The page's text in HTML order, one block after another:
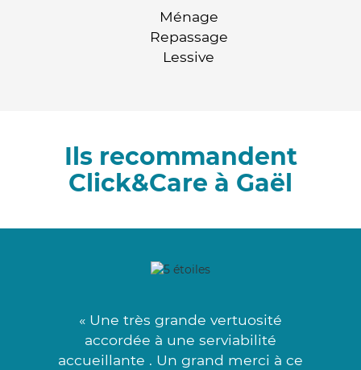
Ménage
Repassage
Lessive
Ils recommandent
Click&Care à Gaël
« Une très grande vertuosité
accordée à une serviabilité
accueillante . Un grand merci à ce